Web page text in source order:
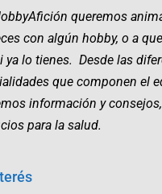
queremos
con algún hobby, o a
ya lo tienes. Desde las
que componen el
información y
para la salud.